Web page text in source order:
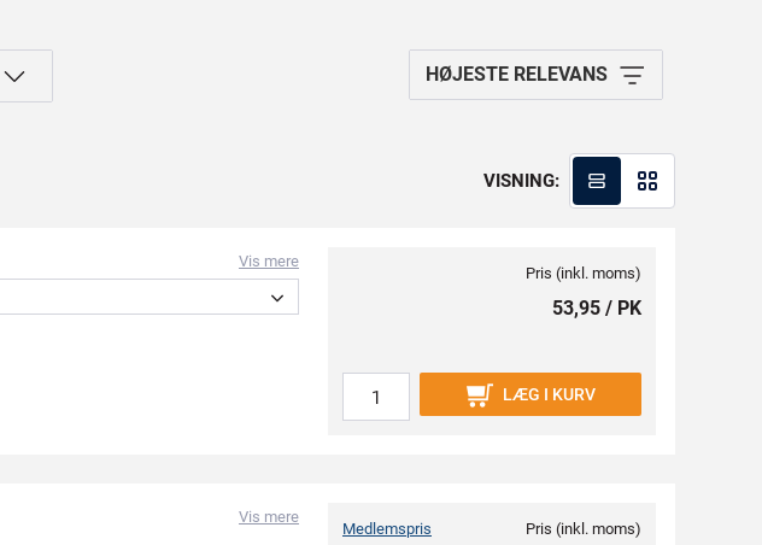
HØJESTE RELEVANS
VISNING:
Vis mere
Pris (inkl. moms)
53,95 / PK
LÆG I KURV
Vis mere
Medlemspris Pris (inkl. moms)